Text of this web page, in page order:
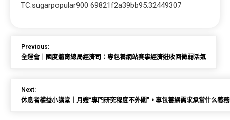
TC:sugarpopular900 69821f2a39bb95.32449307
Previous:
全運會｜國度體育總局經濟司：專包養網站賽事經濟迸收回微弱活氣
Next:
休息者權益小講堂｜月嫂“專門研究程度不外關”，專包養網需求承當什么義